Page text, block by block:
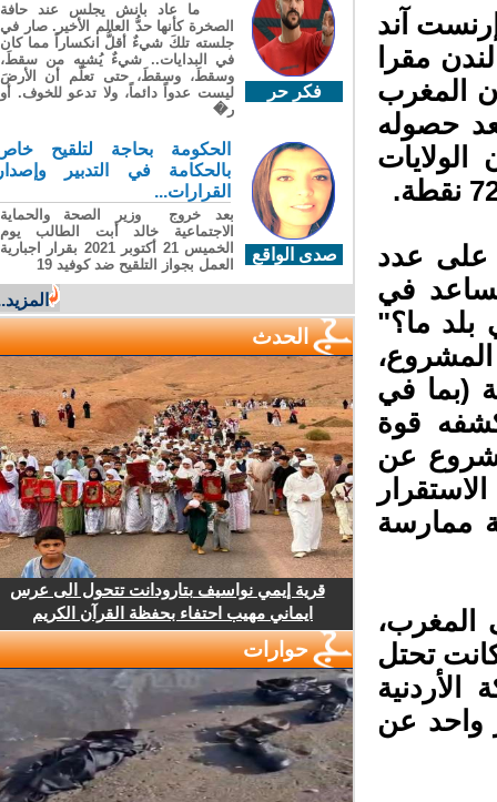
آند
مقرا
المغرب
حصوله
على عدد
في
ما؟"
(بما في
قوة
عن
ممارسة
أنها كانت تحتل
20، والمملكة الأردنية
بمركز واحد عن
فكر حر
ما عاد بانش يجلس عند حافة
الصخرة كأنها حدُّ العالم الأخير. صار في
جلسته تلكَ شيءٌ أقلُّ انكساراً مما كان
في البدايات.. شيءٌ يُشبِه من سقطَ،
وسقطَ، وسقطَ، حتى تعلّم أن الأرضَ
ليست عدواً دائماً، ولا تدعو للخوف. أو
ر�
صدى الواقع
الحكومة بحاجة لتلقيح خاص
بالحكامة في التدبير وإصدار
القرارات...
بعد خروج وزير الصحة والحماية
الاجتماعية خالد أبت الطالب يوم
الخميس 21 أكتوبر 2021 بقرار اجبارية
العمل بجواز التلقيح ضد كوفيد 19
المزيد...
الحدث
قرية إيمي نواسيف بتارودانت تتحول الى عرس
ايماني مهيب احتفاء بحفظة القرآن الكريم
حوارات